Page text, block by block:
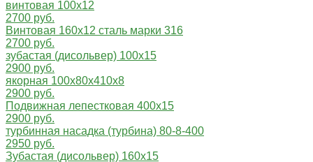
винтовая 100х12
2700 руб.
Винтовая 160х12 сталь марки 316
2700 руб.
зубастая (дисольвер) 100х15
2900 руб.
якорная 100x80x410x8
2900 руб.
Подвижная лепестковая 400х15
2900 руб.
турбинная насадка (турбина) 80-8-400
2950 руб.
Зубастая (дисольвер) 160х15